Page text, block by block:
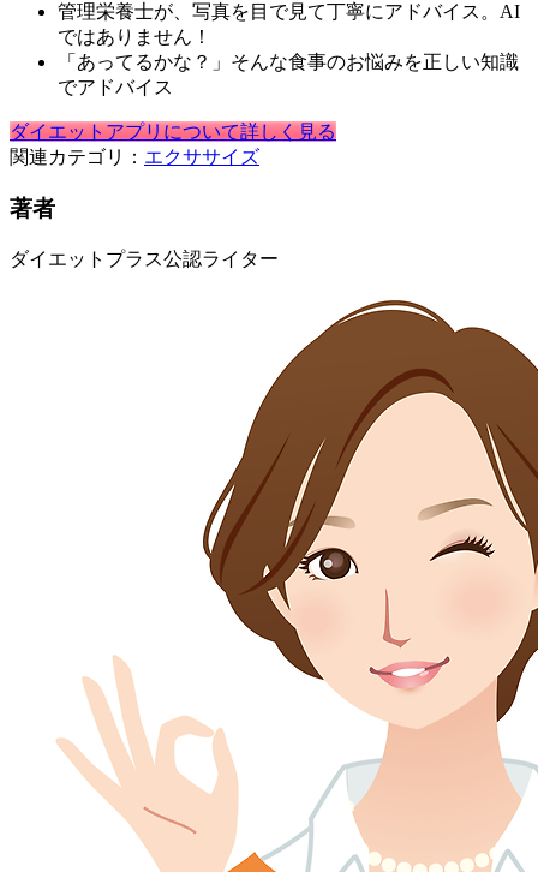
管理栄養士が、写真を目で見て丁寧にアドバイス。AI
ではありません！
「あってるかな？」そんな食事のお悩みを正しい知識
でアドバイス
ダイエットアプリについて詳しく見る
関連カテゴリ： エクササイズ
著者
ダイエットプラス公認ライター